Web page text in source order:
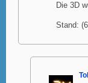
Die 3D
Stand: